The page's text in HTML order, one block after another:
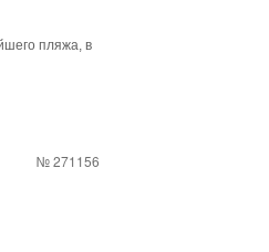
пляжа, в
№ 271156